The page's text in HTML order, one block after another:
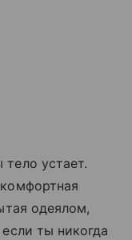
устает.
одеялом,
ты никогда